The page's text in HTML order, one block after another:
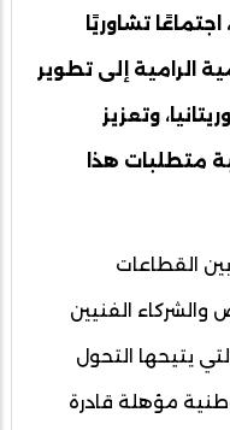
تشاوريًا
الرامية إلى تطوير
وتعزيز
متطلبات هذا
القطاعات
والشركاء الفنيين
يتيحها التحول
مؤهلة قادرة